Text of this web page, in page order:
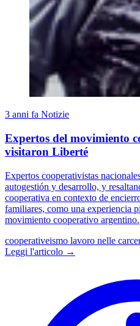
3 anni fa Notizie
Expertos del movimiento
visitaron Liberté
Expertos cooperativistas
autogestión y desarrollo, y
cooperativa en contexto de
familiares, como una experiencia
movimiento cooperativo argentino.
cooperativeismo lavoro nelle
Leggi l'articolo →